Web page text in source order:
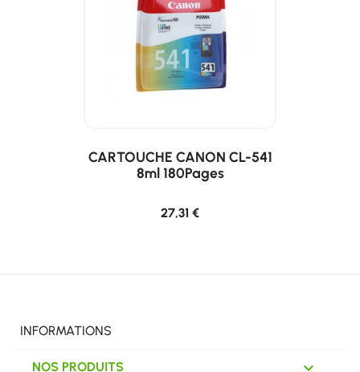
CARTOUCHE CANON CL-541
8ml 180Pages
27,31 €
INFORMATIONS
NOS PRODUITS